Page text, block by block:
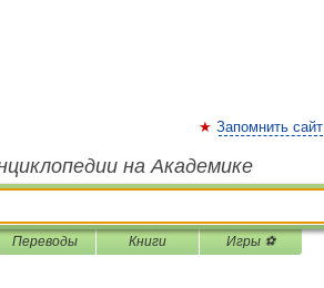
Запомнить сайт
на Академике
Переводы Книги Игры ⚽